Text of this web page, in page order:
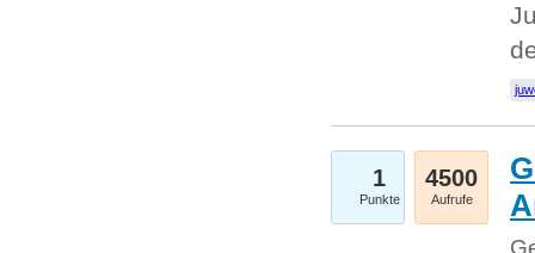
1
Punkte
4500
Aufrufe